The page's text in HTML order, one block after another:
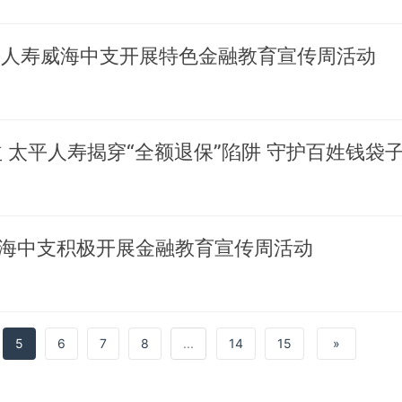
寿威海中支开展特色金融教育宣传周活动
平人寿揭穿“全额退保”陷阱 守护百姓钱袋
中支积极开展金融教育宣传周活动
5 6 7 8 ... 14 15 »